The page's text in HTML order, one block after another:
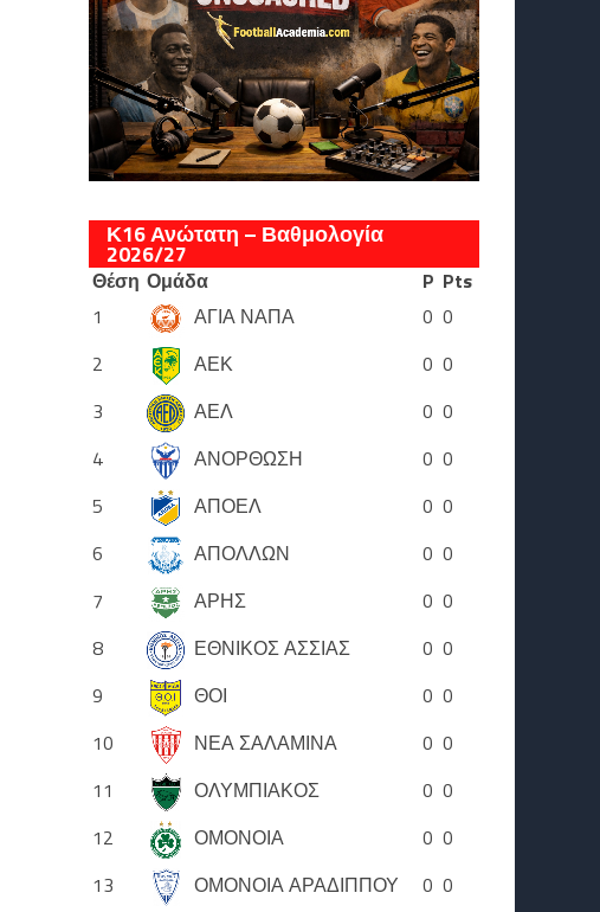
Κ16 Ανώτατη – Βαθμολογία
2026/27
Θέση Ομάδα P Pts
1
ΑΓΙΑ ΝΑΠΑ 0 0
2
ΑΕΚ 0 0
3
ΑΕΛ 0 0
4
ΑΝΟΡΘΩΣΗ 0 0
5
ΑΠΟΕΛ 0 0
6
ΑΠΟΛΛΩΝ 0 0
7
ΑΡΗΣ 0 0
8
ΕΘΝΙΚΟΣ ΑΣΣΙΑΣ 0 0
9
ΘΟΙ 0 0
10
ΝΕΑ ΣΑΛΑΜΙΝΑ 0 0
11
ΟΛΥΜΠΙΑΚΟΣ 0 0
12
ΟΜΟΝΟΙΑ 0 0
13
ΟΜΟΝΟΙΑ ΑΡΑΔΙΠΠΟΥ 0 0